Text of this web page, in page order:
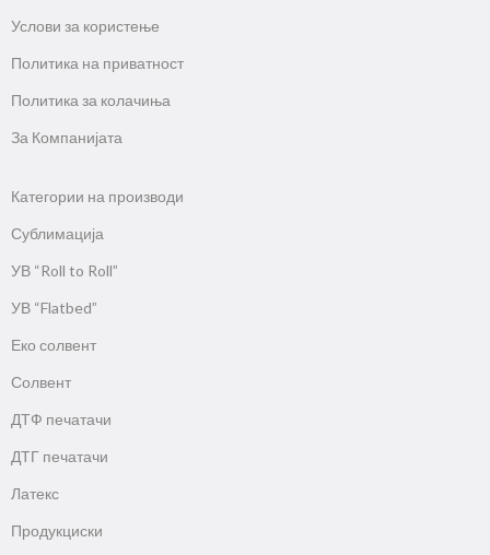
Услови за користење
Политика на приватност
Политика за колачиња
За Компанијата
Категории на производи
Сублимација
УВ “Roll to Roll”
УВ “Flatbed”
Еко солвент
Солвент
ДТФ печатачи
ДТГ печатачи
Латекс
Продукциски